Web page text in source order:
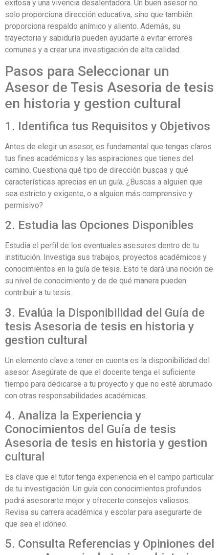
exitosa y una vivencia desalentadora. Un buen asesor no
solo proporciona dirección educativa, sino que también
proporciona respaldo anímico y aliento. Además, su
trayectoria y sabiduría pueden ayudarte a evitar errores
comunes y a crear una investigación de alta calidad.
Pasos para Seleccionar un
Asesor de Tesis Asesoria de tesis
en historia y gestion cultural
1. Identifica tus Requisitos y Objetivos
Antes de elegir un asesor, es fundamental que tengas claros
tus fines académicos y las aspiraciones que tienes del
camino. Cuestiona qué tipo de dirección buscas y qué
características aprecias en un guía. ¿Buscas a alguien que
sea estricto y exigente, o a alguien más comprensivo y
permisivo?
2. Estudia las Opciones Disponibles
Estudia el perfil de los eventuales asesores dentro de tu
institución. Investiga sus trabajos, proyectos académicos y
conocimientos en la guía de tesis. Esto te dará una noción de
su nivel de conocimiento y de de qué manera pueden
contribuir a tu tesis.
3. Evalúa la Disponibilidad del Guía de
tesis Asesoria de tesis en historia y
gestion cultural
Un elemento clave a tener en cuenta es la disponibilidad del
asesor. Asegúrate de que el docente tenga el suficiente
tiempo para dedicarse a tu proyecto y que no esté abrumado
con otras responsabilidades académicas.
4. Analiza la Experiencia y
Conocimientos del Guía de tesis
Asesoria de tesis en historia y gestion
cultural
Es clave que el tutor tenga experiencia en el campo particular
de tu investigación. Un guía con conocimientos profundos
podrá asesorarte mejor y ofrecerte consejos valiosos.
Revisa su carrera académica y escolar para asegurarte de
que sea el idóneo.
5. Consulta Referencias y Opiniones del